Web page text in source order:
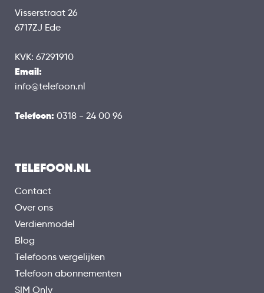
Visserstraat 26
6717ZJ Ede
KVK: 67291910
Email:
info@telefoon.nl
Telefoon: 0318 - 24 00 96
TELEFOON.NL
Contact
Over ons
Verdienmodel
Blog
Telefoons vergelijken
Telefoon abonnementen
SIM Only